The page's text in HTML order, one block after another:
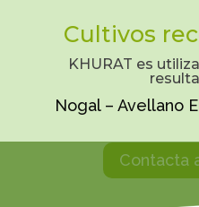
Cultivos
KHURAT es
Nogal – Avellano
Contacta